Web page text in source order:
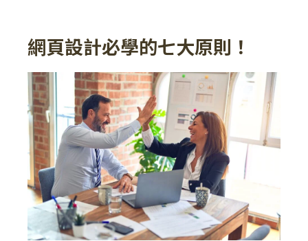
網頁設計必學的七大原則！